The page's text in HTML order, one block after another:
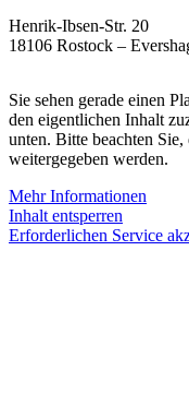
Henrik-Ibsen-Str. 20
18106 Rostock –
Sie sehen gerade einen
den eigentlichen Inhalt
unten. Bitte beachten
weitergegeben werden.
Mehr Informationen
Inhalt entsperren
Erforderlichen Service